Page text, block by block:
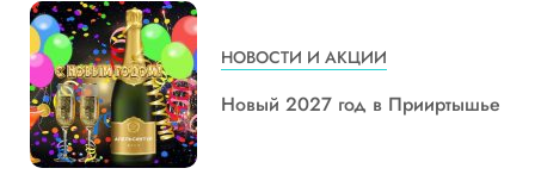
НОВОСТИ И АКЦИИ
Новый 2027 год в Прииртышье